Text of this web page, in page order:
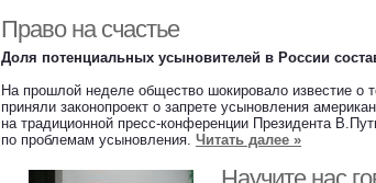
Право на счастье
Доля потенциальных усыновителей в России
На прошлой неделе общество шокировало известие о
приняли законопроект о запрете усыновления
на традиционной пресс-конференции Президента
по проблемам усыновления. Читать далее »